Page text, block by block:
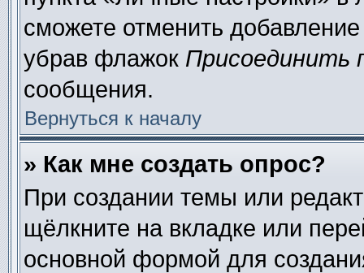
сможете отменить
убрав флажок Присоединить
сообщения.
Вернуться к началу
» Как мне создать опрос?
При создании темы или
щёлкните на вкладке или
основной формой для